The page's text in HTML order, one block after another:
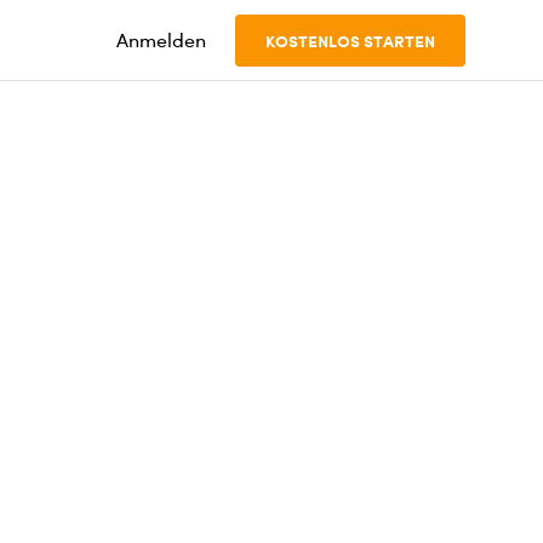
Anmelden KOSTENLOS STARTEN